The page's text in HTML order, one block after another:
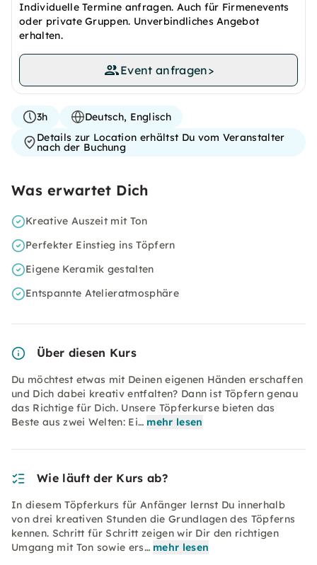
Individuelle Termine anfragen. Auch für Firmenevents
oder private Gruppen. Unverbindliches Angebot
erhalten.
Event anfragen>
3h
Deutsch, Englisch
Details zur Location erhältst Du vom Veranstalter
nach der Buchung
Was erwartet Dich
Kreative Auszeit mit Ton
Perfekter Einstieg ins Töpfern
Eigene Keramik gestalten
Entspannte Atelieratmosphäre
Über diesen Kurs
Du möchtest etwas mit Deinen eigenen Händen erschaffen
und Dich dabei kreativ entfalten? Dann ist Töpfern genau
das Richtige für Dich. Unsere Töpferkurse bieten das
Beste aus zwei Welten: Ei… mehr lesen
Wie läuft der Kurs ab?
In diesem Töpferkurs für Anfänger lernst Du innerhalb
von drei kreativen Stunden die Grundlagen des Töpferns
kennen. Schritt für Schritt zeigen wir Dir den richtigen
Umgang mit Ton sowie ers… mehr lesen